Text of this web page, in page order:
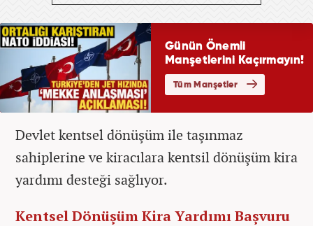
Devlet kentsel dönüşüm ile taşınmaz
sahiplerine ve kiracılara kentsil dönüşüm kira
yardımı desteği sağlıyor.
Kentsel Dönüşüm Kira Yardımı Başvuru